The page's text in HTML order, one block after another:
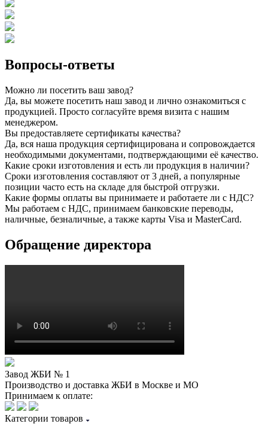
Вопросы-ответы
Можно ли посетить ваш завод?
Да, вы можете посетить наш завод и лично ознакомиться с
продукцией. Просто согласуйте время визита с нашим
менеджером.
Вы предоставляете сертификаты качества?
Да, вся наша продукция сертифицирована и сопровождается
необходимыми документами, подтверждающими её качество.
Какие сроки изготовления и есть ли продукция в наличии?
Сроки изготовления составляют от 3 дней, а популярные
позиции часто есть на складе для быстрой отгрузки.
Какие формы оплаты вы принимаете и работаете ли с НДС?
Мы работаем с НДС, принимаем банковские переводы,
наличные, безналичные, а также карты Visa и MasterCard.
Обращение директора
Завод ЖБИ № 1
Производство и доставка ЖБИ в Москве и МО
Принимаем к оплате:
Категории товаров